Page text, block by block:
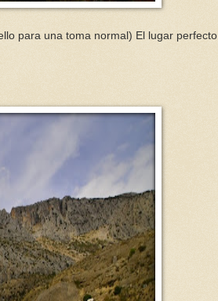
para una toma normal) El lugar perfecto